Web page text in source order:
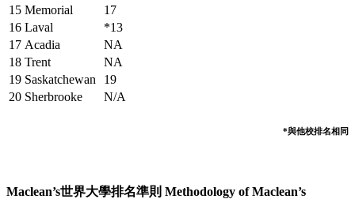
15 Memorial
17
16 Laval
*13
17 Acadia
NA
18 Trent
NA
19 Saskatchewan
19
20 Sherbrooke N/A
*與他校排名相同
Maclean’s世界大學排名準則 Methodology of Maclean’s